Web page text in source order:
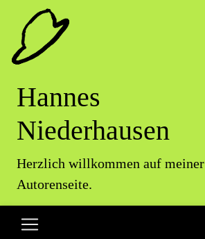
Hannes
Niederhausen
Herzlich willkommen auf meiner
Autorenseite.